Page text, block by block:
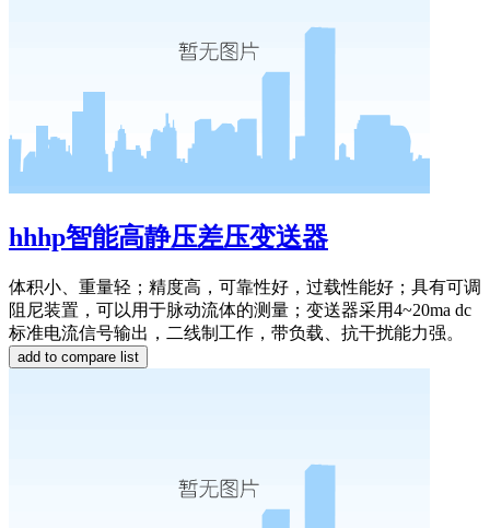
hhhp智能高静压差压变送器
体积小、重量轻；精度高，可靠性好，过载性能好；具有可调
阻尼装置，可以用于脉动流体的测量；变送器采用4~20ma dc
标准电流信号输出，二线制工作，带负载、抗干扰能力强。